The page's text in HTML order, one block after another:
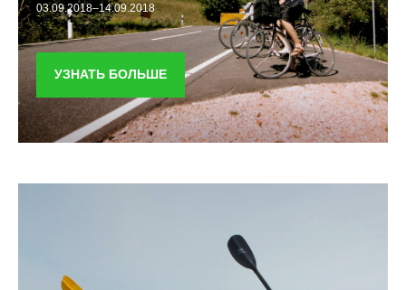
03.09.2018–14.09.2018
УЗНАТЬ БОЛЬШЕ